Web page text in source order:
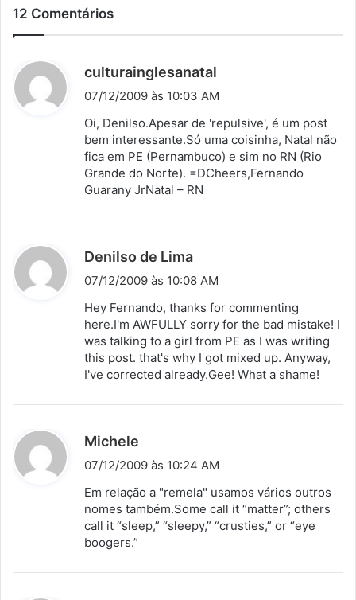
12 Comentários
culturainglesanatal
i
s
e
:
07/12/2009 às 10:03 AM
Oi, Denilso.Apesar de 'repulsive', é um post
bem interessante.Só uma coisinha, Natal não
fica em PE (Pernambuco) e sim no RN (Rio
Grande do Norte). =DCheers,Fernando
Guarany JrNatal – RN
Denilso de Lima
i
s
e
:
07/12/2009 às 10:08 AM
Hey Fernando, thanks for commenting
here.I'm AWFULLY sorry for the bad mistake! I
was talking to a girl from PE as I was writing
this post. that's why I got mixed up. Anyway,
I've corrected already.Gee! What a shame!
Michele
i
s
e
07/12/2009 às 10:24 AM
Em relação a "remela" usamos vários outros
nomes também.Some call it “matter”; others
call it “sleep,” “sleepy,” “crusties,” or “eye
boogers.”